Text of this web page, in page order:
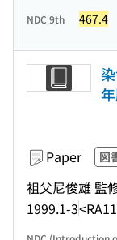
NDC 9th 467.4
Paper 図
祖父尼俊雄 監
1999.1-3